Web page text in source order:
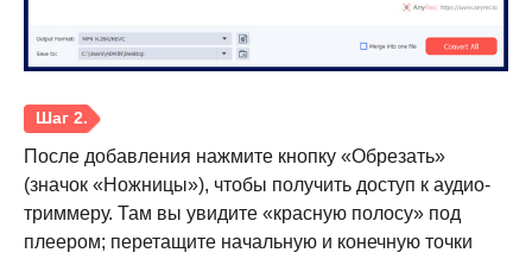
После добавления нажмите кнопку «Обрезать»
(значок «Ножницы»), чтобы получить доступ к аудио-
триммеру. Там вы увидите «красную полосу» под
плеером; перетащите начальную и конечную точки